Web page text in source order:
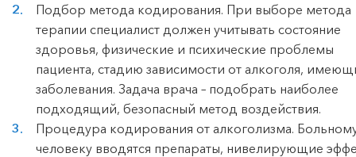
Подбор метода кодирования. При выборе метода
терапии специалист должен учитывать состояние
здоровья, физические и психические проблемы
пациента, стадию зависимости от алкоголя,
заболевания. Задача врача – подобрать наиболее
подходящий, безопасный метод воздействия.
Процедура кодирования от алкоголизма.
человеку вводятся препараты, нивелирующие